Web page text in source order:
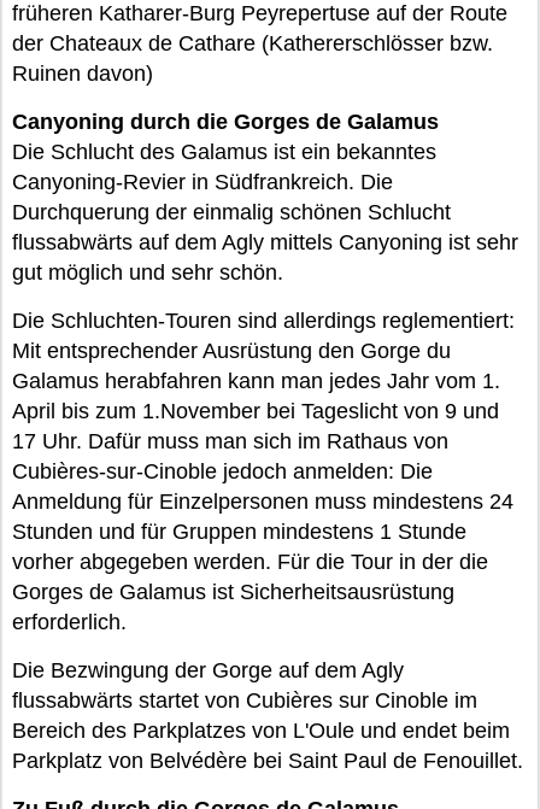
früheren Katharer-Burg Peyrepertuse auf der Route
der Chateaux de Cathare (Kathererschlösser bzw.
Ruinen davon)
Canyoning durch die Gorges de Galamus
Die Schlucht des Galamus ist ein bekanntes
Canyoning-Revier in Südfrankreich. Die
Durchquerung der einmalig schönen Schlucht
flussabwärts auf dem Agly mittels Canyoning ist sehr
gut möglich und sehr schön.
Die Schluchten-Touren sind allerdings reglementiert:
Mit entsprechender Ausrüstung den Gorge du
Galamus herabfahren kann man jedes Jahr vom 1.
April bis zum 1.November bei Tageslicht von 9 und
17 Uhr. Dafür muss man sich im Rathaus von
Cubières-sur-Cinoble jedoch anmelden: Die
Anmeldung für Einzelpersonen muss mindestens 24
Stunden und für Gruppen mindestens 1 Stunde
vorher abgegeben werden. Für die Tour in der die
Gorges de Galamus ist Sicherheitsausrüstung
erforderlich.
Die Bezwingung der Gorge auf dem Agly
flussabwärts startet von Cubières sur Cinoble im
Bereich des Parkplatzes von L'Oule und endet beim
Parkplatz von Belvédère bei Saint Paul de Fenouillet.